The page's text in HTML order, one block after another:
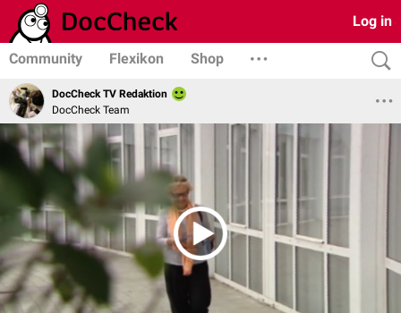
Log in
Community Flexikon Shop
DocCheck TV Redaktion
DocCheck Team